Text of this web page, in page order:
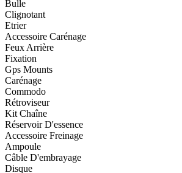
Bulle
Clignotant
Etrier
Accessoire Carénage
Feux Arrière
Fixation
Gps Mounts
Carénage
Commodo
Rétroviseur
Kit Chaîne
Réservoir D'essence
Accessoire Freinage
Ampoule
Câble D'embrayage
Disque